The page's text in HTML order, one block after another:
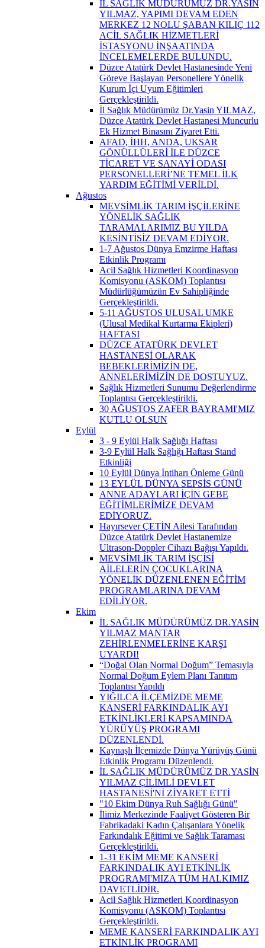
İL SAĞLIK MÜDÜRÜMÜZ DR.YASİN
YILMAZ, YAPIMI DEVAM EDEN
MERKEZ 12 NOLU ŞABAN KILIÇ 112
ACİL SAĞLIK HİZMETLERİ
İSTASYONU İNŞAATINDA
İNCELEMELERDE BULUNDU.
Düzce Atatürk Devlet Hastanesinde Yeni
Göreve Başlayan Personellere Yönelik
Kurum İçi Uyum Eğitimleri
Gerçekleştirildi.
İl Sağlık Müdürümüz Dr.Yasin YILMAZ,
Düzce Atatürk Devlet Hastanesi Muncurlu
Ek Hizmet Binasını Ziyaret Etti.
AFAD, İHH, ANDA, UKSAR
GÖNÜLLÜLERİ İLE DÜZCE
TİCARET VE SANAYİ ODASI
PERSONELLERİ’NE TEMEL İLK
YARDIM EĞİTİMİ VERİLDİ.
Ağustos
MEVSİMLİK TARIM İŞÇİLERİNE
YÖNELİK SAĞLIK
TARAMALARIMIZ BU YILDA
KESİNTİSİZ DEVAM EDİYOR.
1-7 Ağustos Dünya Emzirme Haftası
Etkinlik Programı
Acil Sağlık Hizmetleri Koordinasyon
Komisyonu (ASKOM) Toplantısı
Müdürlüğümüzün Ev Sahipliğinde
Gerçekleştirildi.
5-11 AĞUSTOS ULUSAL UMKE
(Ulusal Medikal Kurtarma Ekipleri)
HAFTASI
DÜZCE ATATÜRK DEVLET
HASTANESİ OLARAK
BEBEKLERİMİZİN DE,
ANNELERİMİZİN DE DOSTUYUZ.
Sağlık Hizmetleri Sunumu Değerlendirme
Toplantısı Gerçekleştirildi.
30 AĞUSTOS ZAFER BAYRAMI'MIZ
KUTLU OLSUN
Eylül
3 - 9 Eylül Halk Sağlığı Haftası
3-9 Eylül Halk Sağlığı Haftası Stand
Etkinliği
10 Eylül Dünya İntiharı Önleme Günü
13 EYLÜL DÜNYA SEPSİS GÜNÜ
ANNE ADAYLARI İÇİN GEBE
EĞİTİMLERİMİZE DEVAM
EDİYORUZ.
Hayırsever ÇETİN Ailesi Tarafından
Düzce Atatürk Devlet Hastanemize
Ultrason-Doppler Cihazı Bağışı Yapıldı.
MEVSİMLİK TARIM İŞÇİSİ
AİLELERİN ÇOCUKLARINA
YÖNELİK DÜZENLENEN EĞİTİM
PROGRAMLARINA DEVAM
EDİLİYOR.
Ekim
İL SAĞLIK MÜDÜRÜMÜZ DR.YASİN
YILMAZ MANTAR
ZEHİRLENMELERİNE KARŞI
UYARDI!
“Doğal Olan Normal Doğum” Temasıyla
Normal Doğum Eylem Planı Tanıtım
Toplantısı Yapıldı
YIĞILCA İLÇEMİZDE MEME
KANSERİ FARKINDALIK AYI
ETKİNLİKLERİ KAPSAMINDA
YÜRÜYÜŞ PROGRAMI
DÜZENLENDİ.
Kaynaşlı İlçemizde Dünya Yürüyüş Günü
Etkinlik Programı Düzenlendi.
İL SAĞLIK MÜDÜRÜMÜZ DR.YASİN
YILMAZ ÇİLİMLİ DEVLET
HASTANESİ'Nİ ZİYARET ETTİ
"10 Ekim Dünya Ruh Sağlığı Günü"
İlimiz Merkezinde Faaliyet Gösteren Bir
Fabrikadaki Kadın Çalışanlara Yönelik
Farkındalık Eğitimi ve Sağlık Taraması
Gerçekleştirildi.
1-31 EKİM MEME KANSERİ
FARKINDALIK AYI ETKİNLİK
PROGRAMI'MIZA TÜM HALKIMIZ
DAVETLİDİR.
Acil Sağlık Hizmetleri Koordinasyon
Komisyonu (ASKOM) Toplantısı
Gerçekleştirildi.
MEME KANSERİ FARKINDALIK AYI
ETKİNLİK PROGRAMI